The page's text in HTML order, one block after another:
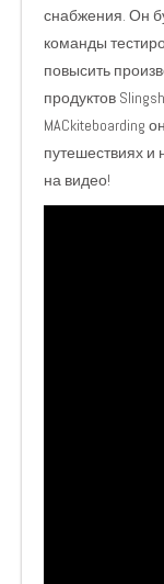
снабжения. Он
команды
повысить
продуктов
MACkiteboarding
путешествиях и
на видео!